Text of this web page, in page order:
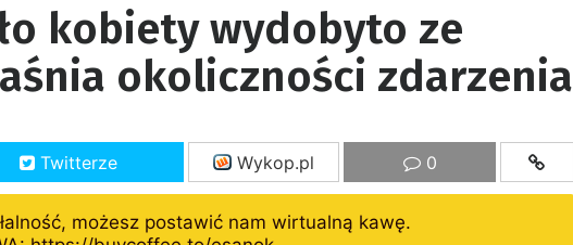
kobiety wydobyto ze
okoliczności zdarzenia
Twitterze Wykop.pl 0
możesz postawić nam wirtualną kawę.